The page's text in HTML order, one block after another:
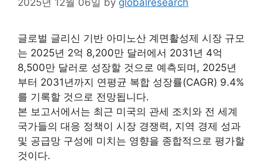
글로벌 글리신 기반 아미노산 계면활성제 시장 규모
는 2025년 2억 8,200만 달러에서 2031년 4억
8,500만 달러로 성장할 것으로 예측되며, 2025년
부터 2031년까지 연평균 복합 성장률(CAGR) 9.4%
를 기록할 것으로 전망됩니다.
본 보고서에서는 최근 미국의 관세 조치와 전 세계
국가들의 대응 정책이 시장 경쟁력, 지역 경제 성과
및 공급망 구성에 미치는 영향을 종합적으로 평가할
것이다.